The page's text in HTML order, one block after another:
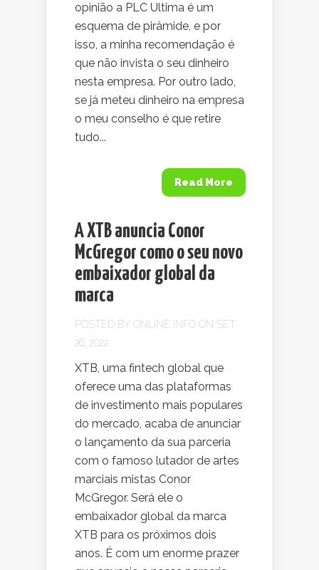
opinião a PLC Ultima é um
esquema de pirâmide, e por
isso, a minha recomendação é
que não invista o seu dinheiro
nesta empresa. Por outro lado,
se já meteu dinheiro na empresa
o meu conselho é que retire
tudo...
Read More
A XTB anuncia Conor
McGregor como o seu novo
embaixador global da
marca
POSTED BY ONLINE INFO ON SET
26, 2022
XTB, uma fintech global que
oferece uma das plataformas
de investimento mais populares
do mercado, acaba de anunciar
o lançamento da sua parceria
com o famoso lutador de artes
marciais mistas Conor
McGregor. Será ele o
embaixador global da marca
XTB para os próximos dois
anos. É com um enorme prazer